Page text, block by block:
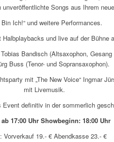
unveröffentlichte Songs aus Ihrem
Bin Ich!“ und weitere Performances.
und live auf der Bühne
Bandisch (Altsaxophon,
Buss (Tenor- und Sopransaxophon).
mit „The New Voice“ Ingmar
mit Livemusik.
definitiv in der sommerlich
17:00 Uhr Showbeginn: 18:00 Uhr
Vorverkauf 19.- € Abendkasse 23.- €